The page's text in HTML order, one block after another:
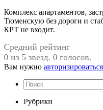
Комплекс апартаментов,
Тюменскую без дороги и
КРТ не входит.
Средний рейтинг
0 из 5 звезд. 0 голосов.
Вам нужно авторизироваться
Рубрики